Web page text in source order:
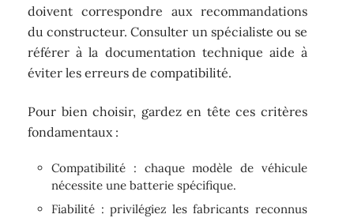
doivent correspondre aux recommandations
du constructeur. Consulter un spécialiste ou se
référer à la documentation technique aide à
éviter les erreurs de compatibilité.
Pour bien choisir, gardez en tête ces critères
fondamentaux :
Compatibilité : chaque modèle de véhicule
nécessite une batterie spécifique.
Fiabilité : privilégiez les fabricants reconnus